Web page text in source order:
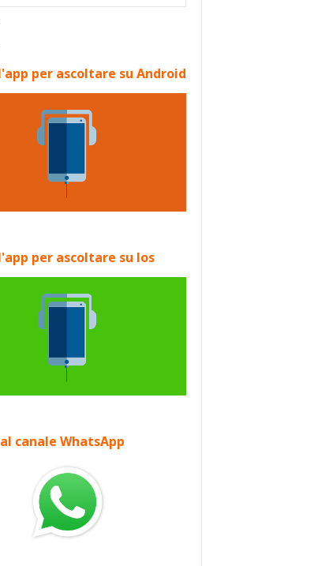
per ascoltare su Android
per ascoltare su Ios
canale WhatsApp